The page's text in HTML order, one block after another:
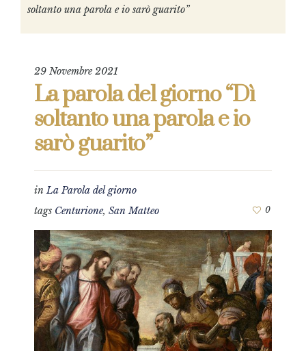
soltanto una parola e io sarò guarito”
29 Novembre 2021
La parola del giorno “Dì
soltanto una parola e io
sarò guarito”
inLa Parola del giorno
tags Centurione, San Matteo 0